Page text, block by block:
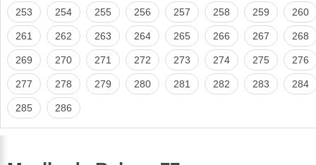
253 254 255 256 257 258 259 260
261 262 263 264 265 266 267 268
269 270 271 272 273 274 275 276
277 278 279 280 281 282 283 284
285 286